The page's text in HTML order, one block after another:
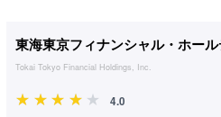
東海東京フィナンシャル・ホー
Tokai Tokyo Financial Holdings, Inc.
4.0